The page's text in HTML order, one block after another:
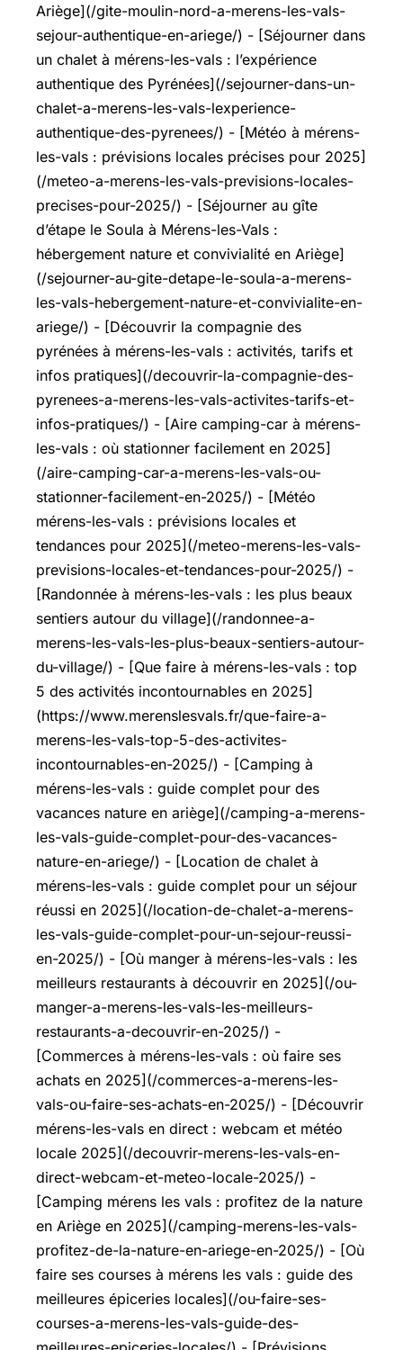
Ariège](/gite-moulin-nord-a-merens-les-vals-
sejour-authentique-en-ariege/) - [Séjourner dans
un chalet à mérens-les-vals : l’expérience
authentique des Pyrénées](/sejourner-dans-un-
chalet-a-merens-les-vals-lexperience-
authentique-des-pyrenees/) - [Météo à mérens-
les-vals : prévisions locales précises pour 2025]
(/meteo-a-merens-les-vals-previsions-locales-
precises-pour-2025/) - [Séjourner au gîte
d’étape le Soula à Mérens-les-Vals :
hébergement nature et convivialité en Ariège]
(/sejourner-au-gite-detape-le-soula-a-merens-
les-vals-hebergement-nature-et-convivialite-en-
ariege/) - [Découvrir la compagnie des
pyrénées à mérens-les-vals : activités, tarifs et
infos pratiques](/decouvrir-la-compagnie-des-
pyrenees-a-merens-les-vals-activites-tarifs-et-
infos-pratiques/) - [Aire camping-car à mérens-
les-vals : où stationner facilement en 2025]
(/aire-camping-car-a-merens-les-vals-ou-
stationner-facilement-en-2025/) - [Météo
mérens-les-vals : prévisions locales et
tendances pour 2025](/meteo-merens-les-vals-
previsions-locales-et-tendances-pour-2025/) -
[Randonnée à mérens-les-vals : les plus beaux
sentiers autour du village](/randonnee-a-
merens-les-vals-les-plus-beaux-sentiers-autour-
du-village/) - [Que faire à mérens-les-vals : top
5 des activités incontournables en 2025]
(https://www.merenslesvals.fr/que-faire-a-
merens-les-vals-top-5-des-activites-
incontournables-en-2025/) - [Camping à
mérens-les-vals : guide complet pour des
vacances nature en ariège](/camping-a-merens-
les-vals-guide-complet-pour-des-vacances-
nature-en-ariege/) - [Location de chalet à
mérens-les-vals : guide complet pour un séjour
réussi en 2025](/location-de-chalet-a-merens-
les-vals-guide-complet-pour-un-sejour-reussi-
en-2025/) - [Où manger à mérens-les-vals : les
meilleurs restaurants à découvrir en 2025](/ou-
manger-a-merens-les-vals-les-meilleurs-
restaurants-a-decouvrir-en-2025/) -
[Commerces à mérens-les-vals : où faire ses
achats en 2025](/commerces-a-merens-les-
vals-ou-faire-ses-achats-en-2025/) - [Découvrir
mérens-les-vals en direct : webcam et météo
locale 2025](/decouvrir-merens-les-vals-en-
direct-webcam-et-meteo-locale-2025/) -
[Camping mérens les vals : profitez de la nature
en Ariège en 2025](/camping-merens-les-vals-
profitez-de-la-nature-en-ariege-en-2025/) - [Où
faire ses courses à mérens les vals : guide des
meilleures épiceries locales](/ou-faire-ses-
courses-a-merens-les-vals-guide-des-